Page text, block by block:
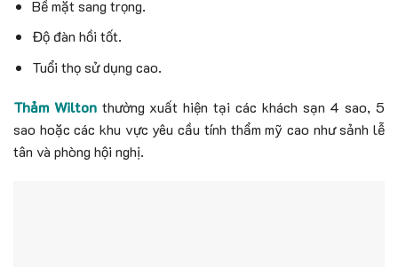
Bề mặt sang trọng.
Độ đàn hồi tốt.
Tuổi thọ sử dụng cao.
Thảm Wiltonthường xuất hiện tại các khách sạn 4 sao, 5
sao hoặc các khu vực yêu cầu tính thẩm mỹ cao như sảnh lễ
tân và phòng hội nghị.